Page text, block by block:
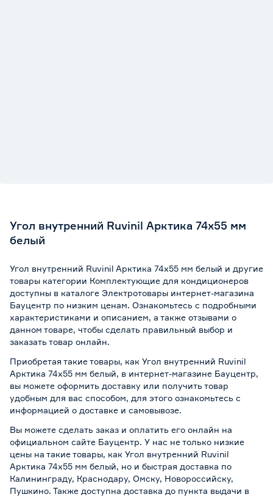
Угол внутренний Ruvinil Арктика 74х55 мм
белый
Угол внутренний Ruvinil Арктика 74х55 мм белый и другие
товары категории Комплектующие для кондиционеров
доступны в каталоге Электротовары интернет-магазина
Бауцентр по низким ценам. Ознакомьтесь с подробными
характеристиками и описанием, а также отзывами о
данном товаре, чтобы сделать правильный выбор и
заказать товар онлайн.
Приобретая такие товары, как Угол внутренний Ruvinil
Арктика 74х55 мм белый, в интернет-магазине Бауцентр,
вы можете оформить доставку или получить товар
удобным для вас способом, для этого ознакомьтесь с
информацией о доставке и самовывозе.
Вы можете сделать заказ и оплатить его онлайн на
официальном сайте Бауцентр. У нас не только низкие
цены на такие товары, как Угол внутренний Ruvinil
Арктика 74х55 мм белый, но и быстрая доставка по
Калининграду, Краснодару, Омску, Новороссийску,
Пушкино. Также доступна доставка до пункта выдачи в